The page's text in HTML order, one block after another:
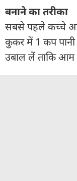
बनाने का तरीका
सबसे पहले कच्चे
कुकर में 1 कप
उबाल लें ताकि आम